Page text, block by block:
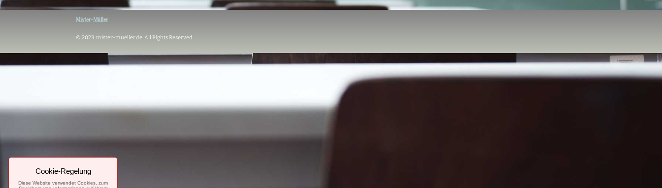
Mister-Müller
© 2023. mister-mueller.de. All Rights Reserved.
Cookie-Regelung
Diese Website verwendet Cookies, zum